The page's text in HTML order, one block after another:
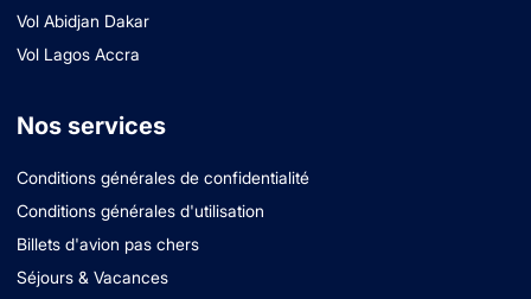
Vol Abidjan Dakar
Vol Lagos Accra
Nos services
Conditions générales de confidentialité
Conditions générales d'utilisation
Billets d'avion pas chers
Séjours & Vacances